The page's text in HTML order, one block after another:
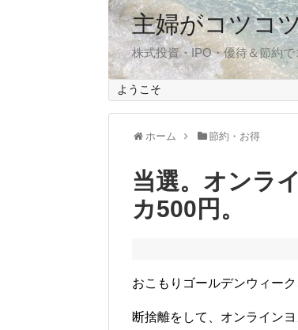
主婦がコツコ
株式投資・IPO・優待＆節約
ようこそ
ホーム 節約・お得
当選。オンラ
カ500円。
おこもりゴールデンウィー
断捨離をして、オンライン